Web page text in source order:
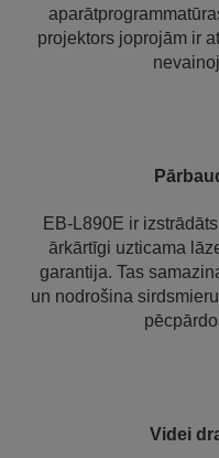
projektors joprojām ir
EB-L890E ir
ārkārtīgi uzticama
garantija. Tas
un nodrošina
Videi